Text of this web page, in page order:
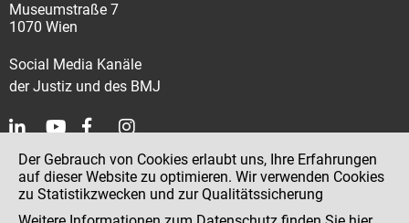
Museumstraße 7
1070 Wien
Social Media Kanäle
der Justiz und des BMJ
Kontakt
Impressum
Der Gebrauch von Cookies erlaubt uns, Ihre Erfahrungen
auf dieser Website zu optimieren. Wir verwenden Cookies
zu Statistikzwecken und zur Qualitätssicherung